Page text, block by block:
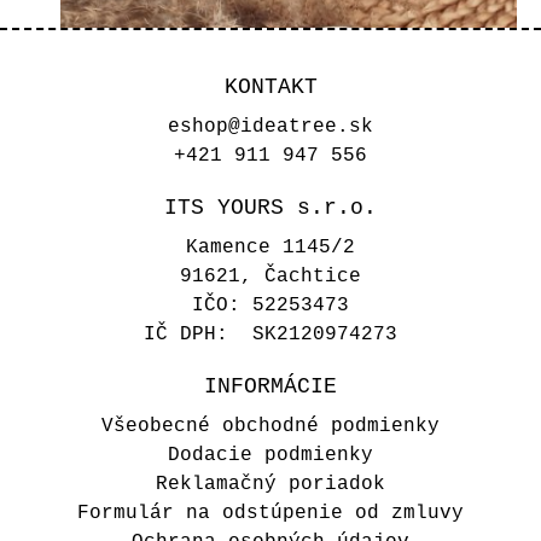
Drevený miľník srdiečko - Baby
girl
4,50 €
KONTAKT
eshop@ideatree.sk
+421 911 947 556
ITS YOURS s.r.o.
Kamence 1145/2
91621, Čachtice
IČO: 52253473
IČ DPH: SK2120974273
INFORMÁCIE
Všeobecné obchodné podmienky
Dodacie podmienky
Reklamačný poriadok
Formulár na odstúpenie od zmluvy